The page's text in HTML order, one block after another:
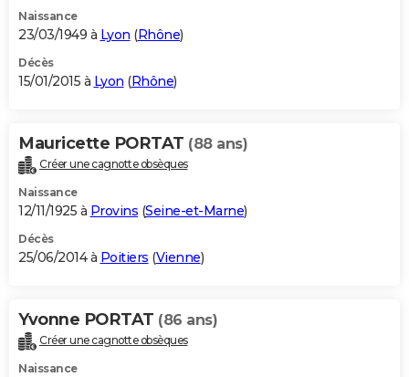
Naissance
23/03/1949 à Lyon (Rhône)
Décès
15/01/2015 à Lyon (Rhône)
Mauricette PORTAT (88 ans)
Créer une cagnotte obsèques
Naissance
12/11/1925 à Provins (Seine-et-Marne)
Décès
25/06/2014 à Poitiers (Vienne)
Yvonne PORTAT (86 ans)
Créer une cagnotte obsèques
Naissance